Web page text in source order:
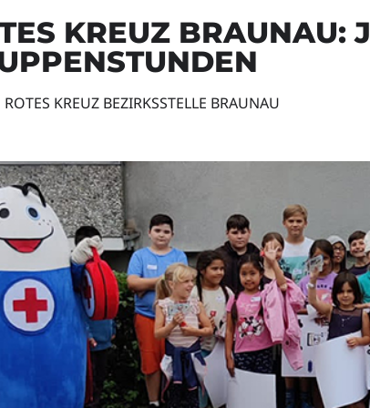
KREUZ BRAUNAU:
ROTES KREUZ BEZIRKSSTELLE BRAUNAU